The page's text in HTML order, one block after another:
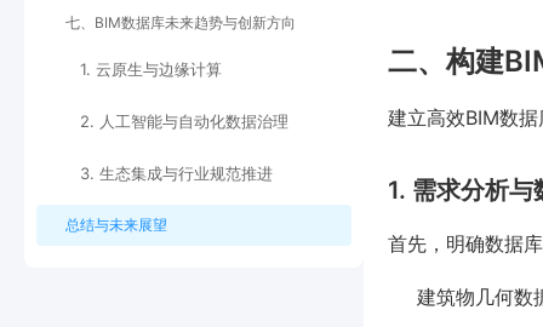
七、BIM数据库未来趋势与创新方向
1. 云原生与边缘计算
2. 人工智能与自动化数据治理
3. 生态集成与行业规范推进
总结与未来展望
二、构建
建立高效BIM数
1. 需求分析
首先，明确数据
建筑物几何数